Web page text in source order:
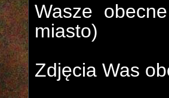
Wasze
miasto)
Zdjęcia Was